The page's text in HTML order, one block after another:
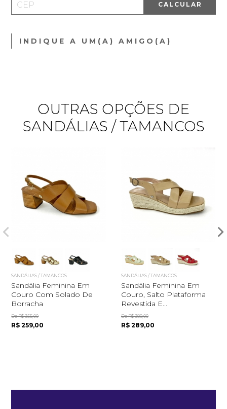
CALCULAR
INDIQUE A UM(A) AMIGO(A)
OUTRAS OPÇÕES DE
SANDÁLIAS / TAMANCOS
SANDÁLIAS / TAMANCOS
Sandália Feminina Em
Couro Com Solado De
Borracha
De R$ 355,00
R$ 259,00
SANDÁLIAS / TAMANCOS
Sandália Feminina Em
Couro, Salto Plataforma
Revestida E...
De R$ 389,00
R$ 289,00